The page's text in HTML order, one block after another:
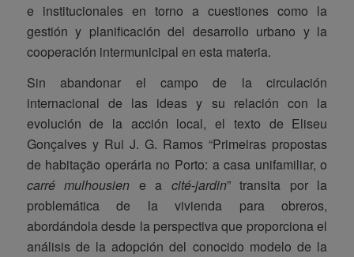
e institucionales en torno a cuestiones como la
gestión y planificación del desarrollo urbano y la
cooperación intermunicipal en esta materia.
Sin abandonar el campo de la circulación
internacional de las ideas y su relación con la
evolución de la acción local, el texto de Eliseu
Gonçalves y Rui J. G. Ramos “Primeiras propostas
de habitação operária no Porto: a casa unifamiliar, o
carré mulhousien e a cité-jardin” transita por la
problemática de la vivienda para obreros,
abordándola desde la perspectiva que proporciona el
análisis de la adopción del conocido modelo de la